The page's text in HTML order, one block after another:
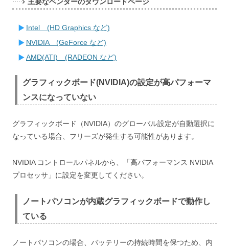
主要なベンダーのダウンロードページ
Intel (HD Graphics など)
NVIDIA (GeForce など)
AMD(ATI) (RADEON など)
グラフィックボード(NVIDIA)の設定が高パフォーマ
ンスになっていない
グラフィックボード（NVIDIA）のグローバル設定が自動選択に
なっている場合、フリーズが発生する可能性があります。
NVIDIA コントロールパネルから、「高パフォーマンス NVIDIA
プロセッサ」に設定を変更してください。
ノートパソコンが内蔵グラフィックボードで動作し
ている
ノートパソコンの場合、バッテリーの持続時間を保つため、内